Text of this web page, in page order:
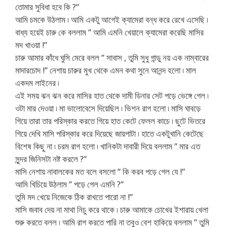
তোমার সুবিধা হবে কি ?”
আমি চমকে উঠলাম ৷ আমি একটু আগেই ক্যামেরা বন্ধ করে রেখে এসেছি ৷
বাধ্য হয়েই চারু কে বললাম ” আমি এমনি খেয়ালে ক্যামেরা করেছি মাসির
মদ খাওয়া !”
চারু আমার কাঁধে ঘুসি মেরে বলল ” সাবাস , তুমি সুধু গান্ডু নয় এক নাম্বারের
মাদারচোদ !” নেশায় চারুর মুখ থেকে এমন কথা সুনে আনন্দ হলো ৷ মাল
একদম লাইনের ৷
এই সময় ঝন ঝন করে মাসির হাত থেকে দামী ডিনার সেট পড়ে ভেঙ্গে গেল ৷
ওটা মার দেওয়া ৷ মা ভালোবেসে দিয়েছিল ৷ ভিশন রাগ হলো ৷ মাসি ঘাবড়ে
গিয়ে তারা তার পরিস্কার করতে গিয়ে হাত কেটে ফেলল কাচে ৷ ছুটে ভিতরে
গিয়ে দেখি মাসি পরিস্কার করে দিয়েছে জায়গাটা ৷ হাতে একটুখানি কেটেছে
বিশেষ কিছু না ৷ চরম রাগ হলো ৷ খানিকটা দাবারী দিয়ে বললাম ” মার এত
সুন্দর জিনিসটা নষ্ট করলে ?”
মাসি নেশায় নাবালকের মত বলে বসলো ” কি করব পড়ে গেল যে !”
আমি খিচিয়ে উঠলাম ” পড়ে গেল এমনি ?”
তুমি মদ খেয়ে নিজেকে ঠিক রাখতে পারো না !”
মাসি জবাব দেয় না মাথা নিচু করে থাকে ৷ চারু আমাকে চোখের ইশারায় খেলা
শুরু করতে বলল ৷ আমি রাগ করতে পারি না তবুও বেশ হাকিয়ে বললাম ” তুমি